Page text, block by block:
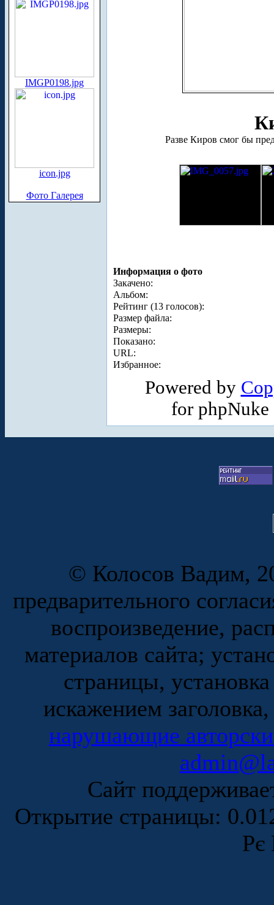
IMGP0198.jpg
icon.jpg
Фото Галерея
Разве Киров смог бы
Информация о фото
Закачено:
Альбом:
Рейтинг (13 голосов):
Размер файла:
Размеры:
Показано:
URL:
Избранное:
Powered by
for
© Колосов Вадим,
предварительного
воспроизведение,
материалов сайта;
страницы,
искажением
нарушающие
Сайт
Открытие страницы:
Рє